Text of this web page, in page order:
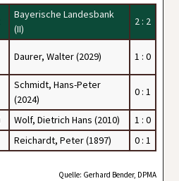
Bayerische Landesbank
(II)
2 : 2
Daurer, Walter (2029) 1 : 0
Schmidt, Hans-Peter
(2024)
0 : 1
Wolf, Dietrich Hans (2010)
1 : 0
Reichardt, Peter (1897) 0 : 1
Quelle: Gerhard Bender, DPMA